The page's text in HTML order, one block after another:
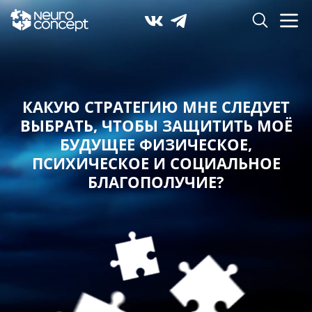
КАКУЮ СТРАТЕГИЮ МНЕ СЛЕДУЕТ
ВЫБРАТЬ,ЧТОБЫ ЗАЩИТИТЬ МОЁ
БУДУЩЕЕ ФИЗИЧЕСКОЕ,
ПСИХИЧЕСКОЕ И СОЦИАЛЬНОЕ
БЛАГОПОЛУЧИЕ?